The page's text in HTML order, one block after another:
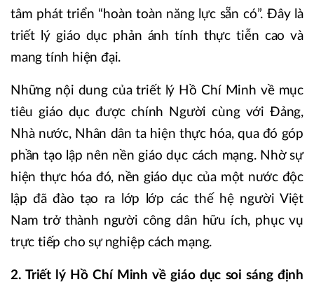
tâm phát triển “hoàn toàn năng lực sẵn có”. Đây là
triết lý giáo dục phản ánh tính thực tiễn cao và
mang tính hiện đại.
Những nội dung của triết lý Hồ Chí Minh về mục
tiêu giáo dục được chính Người cùng với Đảng,
Nhà nước, Nhân dân ta hiện thực hóa, qua đó góp
phần tạo lập nên nền giáo dục cách mạng. Nhờ sự
hiện thực hóa đó, nền giáo dục của một nước độc
lập đã đào tạo ra lớp lớp các thế hệ người Việt
Nam trở thành người công dân hữu ích, phục vụ
trực tiếp cho sự nghiệp cách mạng.
2. Triết lý Hồ Chí Minh về giáo dục soi sáng định